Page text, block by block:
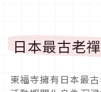
日本最古老
東福寺擁有日本最